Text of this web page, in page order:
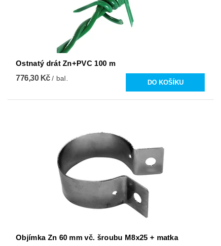
Ostnatý drát Zn+PVC 100 m
776,30 Kč/ bal.
Objímka Zn 60 mm vč. šroubu M8x25 + matka